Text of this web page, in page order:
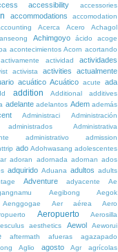
accessibility accessories
accommodations
accomodation
Acerca Acero Achagol
Achimgoyo ácido
acoge
acontecimientos Acorn acortando
activamente actividad actividades
activista activities actualmente
acuático Acuático acute ada
addition Additional additives
adelante adelantos Adem además
Administraci Administración
administrados
Administrativa
administrativo
admission
ado Adohwasang adolescentes
adoran adornada adornan ados
adquirido Aduana adultos adults
Adventure adyacente
Ae
Aegibong
Aegok
Aenggogae Aer aérea
Aero
Aeropuerto
Aerosilla
aesthetics Aewol
Aeworui
aftermath afueras agazapado
Aglio agosto Agr
agrícolas